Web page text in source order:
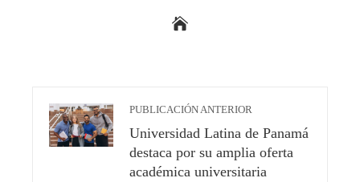
PUBLICACIÓN ANTERIOR
Universidad Latina de Panamá
destaca por su amplia oferta
académica universitaria